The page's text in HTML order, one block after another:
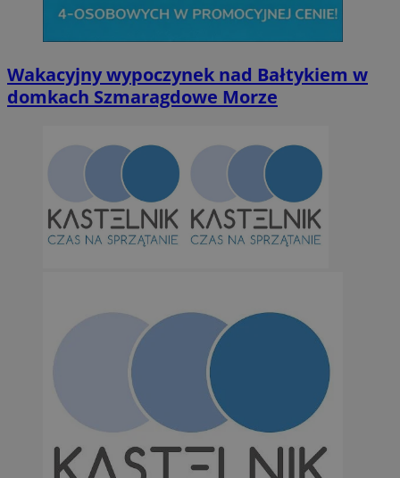
Wakacyjny wypoczynek nad Bałtykiem w
domkach Szmaragdowe Morze
Niezbędne Wydajność Targetowanie
Niezbędne pliki cookie umożliwiają korzystanie z podstawowych
takich jak logowanie użytkownika i zarządzanie kontem. Bez
można prawidłowo korzystać ze strony internetowej.
SessID
orzesze.com.pl
QeSessID
MvSessID orzesze.com.pl
VISITOR_PRIVACY_METADATA
YouTube